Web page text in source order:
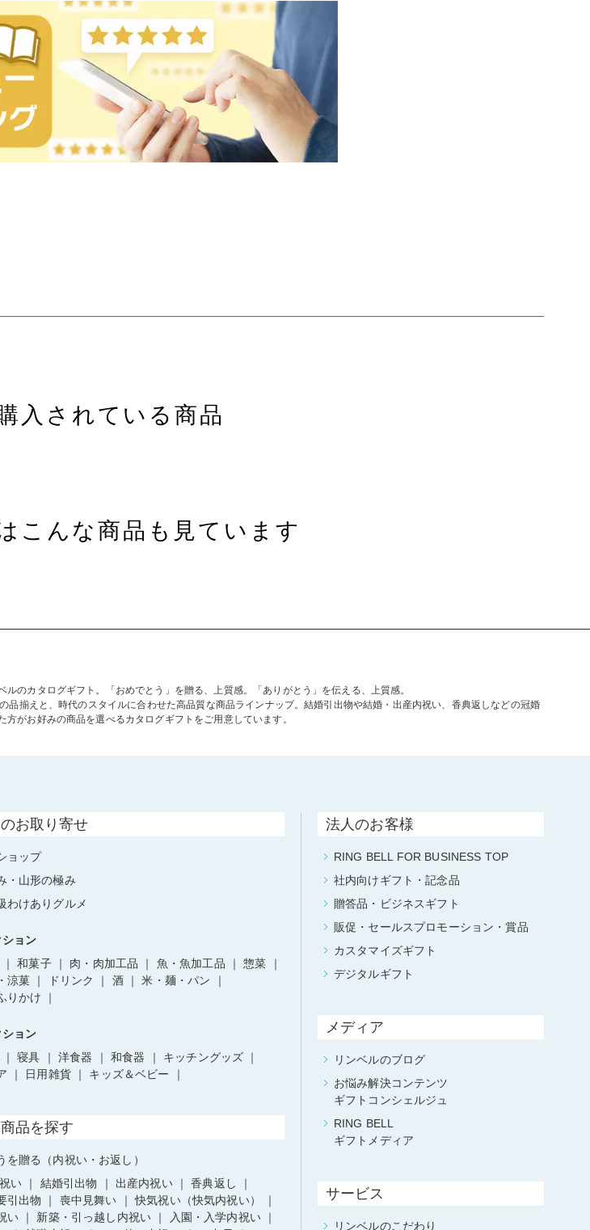
入されている商品
こんな商品も見ています
のカタログギフト。「おめでとう」を贈る、上質感。「ありがとう」を伝える、上質感。
品揃えと、時代のスタイルに合わせた高品質な商品ラインナップ。結婚引出物や結婚・出産内祝い、香典返しなどの冠婚
がお好みの商品を選べるカタログギフトをご用意しています。
お取り寄せ
ョップ
・山形の極み
わけありグルメ
ョン
和菓子 肉・肉加工品 魚・魚加工品
惣菜
涼菓
ドリンク 酒
米・麺・パン
りかけ
ョン
寝具 洋食器 和食器
キッチングッズ
日用雑貨 キッズ＆ベビー
品を探す
を贈る（内祝い・お返し）
い
結婚引出物 出産内祝い
香典返し
引出物
喪中見舞い
快気祝い（快気内祝い）
い
新築・引っ越し内祝い
入園・入学内祝い
法人のお客様
RING BELL FOR BUSINESS TOP
社内向けギフト・記念品
贈答品・ビジネスギフト
販促・セールスプロモーション・賞品
カスタマイズギフト
デジタルギフト
メディア
リンベルのブログ
お悩み解決コンテンツ
ギフトコンシェルジュ
RING BELL
ギフトメディア
サービス
リンベルのこだわり